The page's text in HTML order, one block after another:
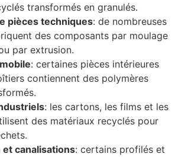
transformés en granulés.
pièces techniques: de nombreuses
des composants par moulage
par extrusion.
: certaines pièces intérieures
contiennent des polymères
: les cartons, les films et les
des matériaux recyclés pour
canalisations: certains profilés et